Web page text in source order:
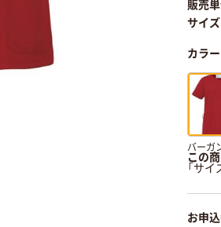
販売
サイズ
カラ
バーガ
この
「サイ
お申